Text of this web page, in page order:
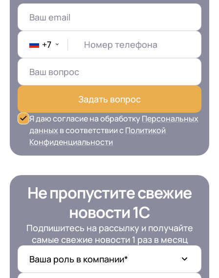
+7 Номер телефона
Задать вопрос
Я даю согласие на обработку Персональных
данных в соответствии сПолитикой
Конфиденциальности
Не пропустите свежие
новости 1С
Подпишитесь на рассылку и получайте
самые свежие новости 1 раз в месяц
Ваша роль в компании*